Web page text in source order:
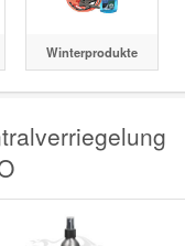
Winterprodukte